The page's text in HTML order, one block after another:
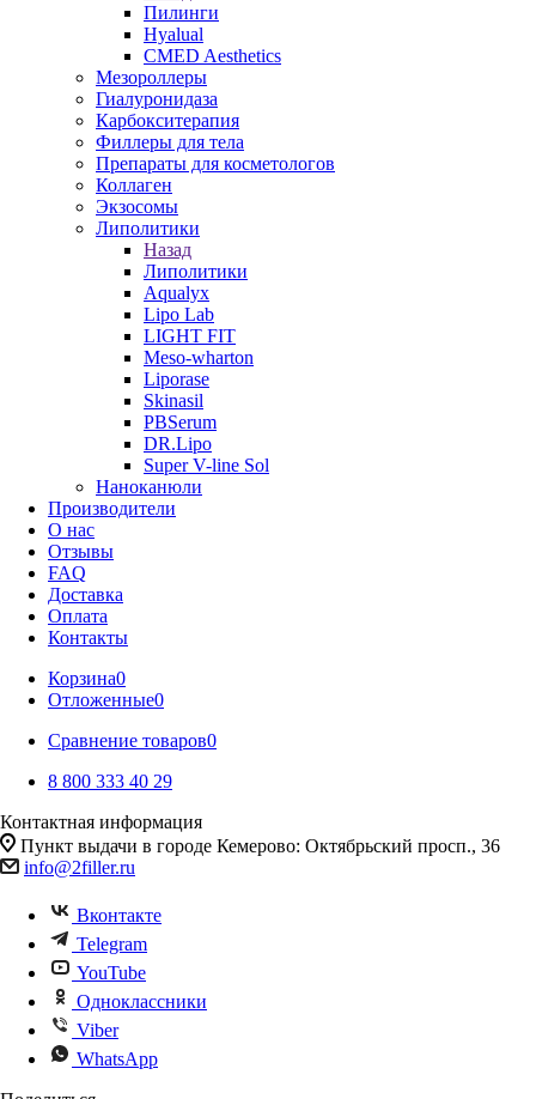
Пилинги
Hyalual
CMED Aesthetics
Мезороллеры
Гиалуронидаза
Карбокситерапия
Филлеры для тела
Препараты для косметологов
Коллаген
Экзосомы
Липолитики
Назад
Липолитики
Aqualyx
Lipo Lab
LIGHT FIT
Meso-wharton
Liporase
Skinasil
PBSerum
DR.Lipo
Super V-line Sol
Наноканюли
Производители
О нас
Отзывы
FAQ
Доставка
Оплата
Контакты
Корзина0
Отложенные0
Сравнение товаров0
8 800 333 40 29
Контактная информация
Пункт выдачи в городе Кемерово: Октябрьский просп., 36
info@2filler.ru
Вконтакте
Telegram
YouTube
Одноклассники
Viber
WhatsApp